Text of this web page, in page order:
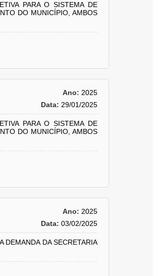
PARA O SISTEMA DE
DO MUNICÍPIO, AMBOS
Ano: 2025
Data: 29/01/2025
PARA O SISTEMA DE
DO MUNICÍPIO, AMBOS
Ano: 2025
Data: 03/02/2025
DEMANDA DA SECRETARIA